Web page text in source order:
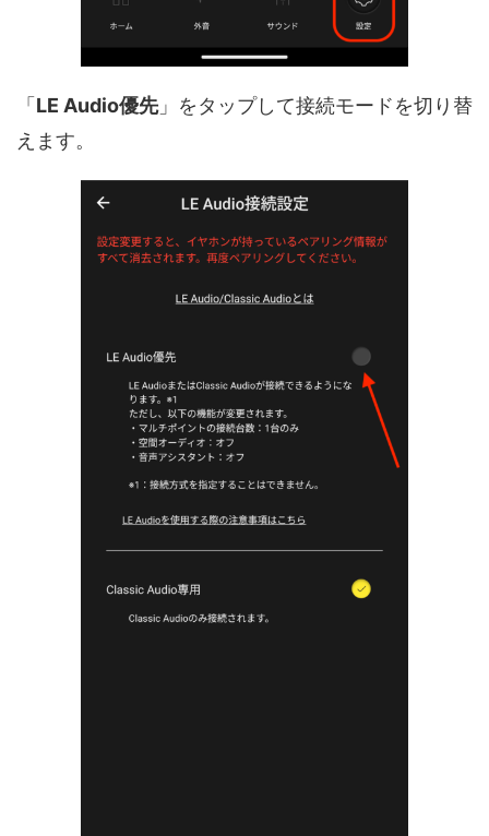
「 LE Audio優先」をタップして接続モードを切り替
えます。